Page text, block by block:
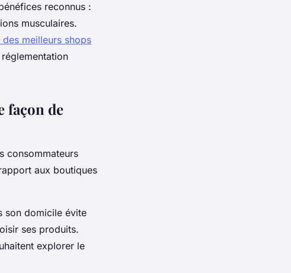
reconnus :
musculaires.
des meilleurs shops
façon de
consommateurs
aux boutiques
son domicile évite
ses produits.
explorer le